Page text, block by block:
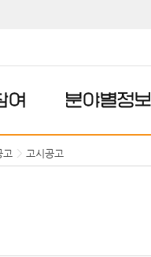
여 분야별정보
고 고시공고